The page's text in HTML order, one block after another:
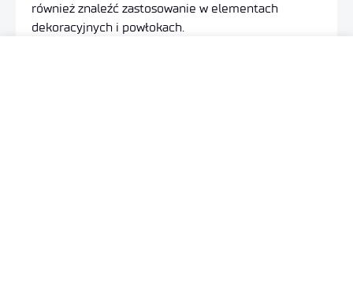
również znaleźć zastosowanie w elementach
dekoracyjnych i powłokach.